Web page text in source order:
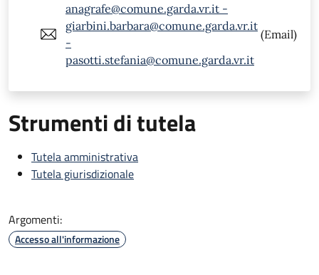
anagrafe@comune.garda.vr.it -
giarbini.barbara@comune.garda.vr.it
-
pasotti.stefania@comune.garda.vr.it
(Email)
Strumenti di tutela
Tutela amministrativa
Tutela giurisdizionale
Argomenti:
Accesso all'informazione